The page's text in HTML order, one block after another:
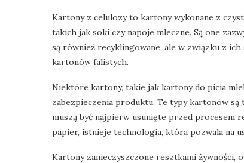
Kartony z celulozy to kartony wykonane z
takich jak soki czy napoje mleczne. Są one
są również recyklingowane, ale w związku z
kartonów falistych.
Niektóre kartony, takie jak kartony do picia
zabezpieczenia produktu. Te typy kartonów
muszą być najpierw usunięte przed procesem
papier, istnieje technologia, która pozwala na
Kartony zanieczyszczone resztkami żywności,